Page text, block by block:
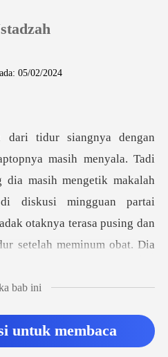
05/02/2024
dia masih mengetik makalah
diskusi mingguan partai
bab ini
untuk membaca